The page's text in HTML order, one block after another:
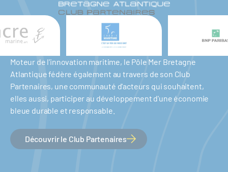
Moteur de l'innovation maritime, le Pôle Mer Bretagne
Atlantique fédère également au travers de son Club
Partenaires, une communauté d'acteurs qui souhaitent,
elles aussi, participer au développement d'une économie
bleue durable et responsable.
Découvrir le Club Partenaires